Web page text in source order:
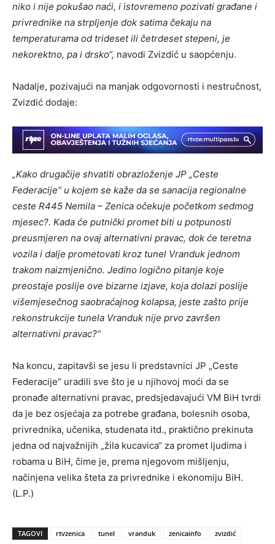
niko i nije pokušao naći, i istovremeno pozivati građane i
privrednike na strpljenje dok satima čekaju na
temperaturama od trideset ili četrdeset stepeni, je
nekorektno, pa i drsko“, navodi Zvizdić u saopćenju.
Nadalje, pozivajući na manjak odgovornosti i nestručnost,
Zvizdić dodaje:
„Kako drugačije shvatiti obrazloženje JP „Ceste
Federacije“ u kojem se kaže da se sanacija regionalne
ceste R445 Nemila – Zenica očekuje početkom sedmog
mjesec?. Kada će putnički promet biti u potpunosti
preusmjeren na ovaj alternativni pravac, dok će teretna
vozila i dalje prometovati kroz tunel Vranduk jednom
trakom naizmjenično. Jedino logično pitanje koje
preostaje poslije ove bizarne izjave, koja dolazi poslije
višemjesečnog saobraćajnog kolapsa, jeste zašto prije
rekonstrukcije tunela Vranduk nije prvo završen
alternativni pravac?“
Na koncu, zapitavši se jesu li predstavnici JP „Ceste
Federacije“ uradili sve što je u njihovoj moći da se
pronađe alternativni pravac, predsjedavajući VM BiH tvrdi
da je bez osjećaja za potrebe građana, bolesnih osoba,
privrednika, učenika, studenata itd., praktično prekinuta
jedna od najvažnijih „žila kucavica“ za promet ljudima i
robama u BiH, čime je, prema njegovom mišljenju,
načinjena velika šteta za privrednike i ekonomiju BiH.
(L.P.)
TAGOVI rtvzenica tunel vranduk zenicainfo zvizdić